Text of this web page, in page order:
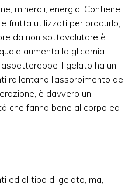
minerali, energia. Contiene
frutta utilizzati per produrlo,
da non sottovalutare è
aumenta la glicemia
il gelato ha un
rallentano l’assorbimento del
è davvero un
che fanno bene al corpo ed
ed al tipo di gelato, ma,